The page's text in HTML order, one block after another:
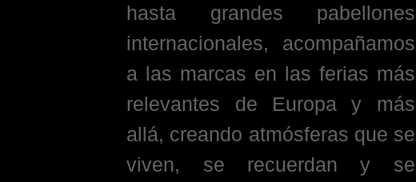
hasta grandes pabellones
internacionales, acompañamos
a las marcas en las ferias más
relevantes de Europa y más
allá, creando atmósferas que se
viven, se recuerdan y se